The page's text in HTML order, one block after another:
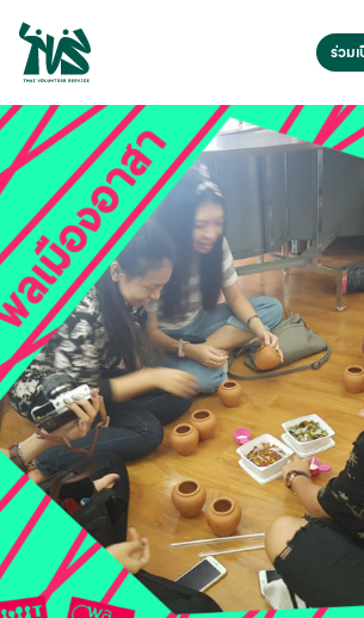
gv-
ร่วม